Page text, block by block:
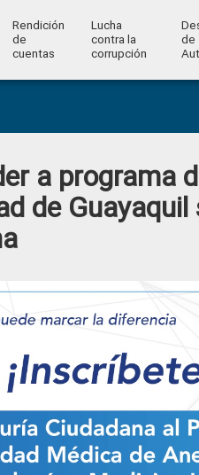
Rendición
de
cuentas
Lucha
contra la
corrupción
de
a programa
de